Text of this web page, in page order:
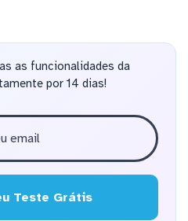
as funcionalidades da
por 14 dias!
Teste Grátis